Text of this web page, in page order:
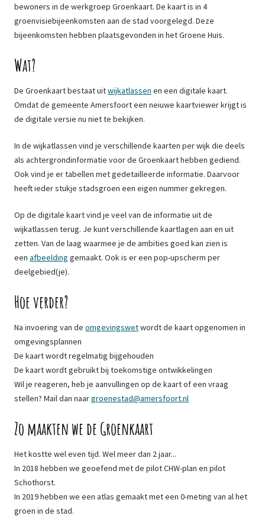
bewoners in de werkgroep Groenkaart. De kaart is in 4
groenvisiebijeenkomsten aan de stad voorgelegd. Deze
bijeenkomsten hebben plaatsgevonden in het Groene Huis.
Wat?
De Groenkaart bestaat uitwijkatlassen en een digitale kaart.
Omdat de gemeente Amersfoort een neiuwe kaartviewer krijgt is
de digitale versie nu niet te bekijken.
In de wijkatlassen vind je verschillende kaarten per wijk die deels
als achtergrondinformatie voor de Groenkaart hebben gediend.
Ook vind je er tabellen met gedetailleerde informatie. Daarvoor
heeft ieder stukje stadsgroen een eigen nummer gekregen.
Op de digitale kaart vind je veel van de informatie uit de
wijkatlassen terug. Je kunt verschillende kaartlagen aan en uit
zetten. Van de laag waarmee je de ambities goed kan zien is
een afbeelding gemaakt. Ook is er een pop-upscherm per
deelgebied(je).
Hoe verder?
Na invoering van de omgevingswetwordt de kaart opgenomen in
omgevingsplannen
De kaart wordt regelmatig bijgehouden
De kaart wordt gebruikt bij toekomstige ontwikkelingen
Wil je reageren, heb je aanvullingen op de kaart of een vraag
stellen? Mail dan naargroenestad@amersfoort.nl
Zo maakten we de Groenkaart
Het kostte wel even tijd. Wel meer dan 2 jaar...
In 2018 hebben we geoefend met de pilot CHW-plan en pilot
Schothorst.
In 2019 hebben we een atlas gemaakt met een 0-meting van al het
groen in de stad.